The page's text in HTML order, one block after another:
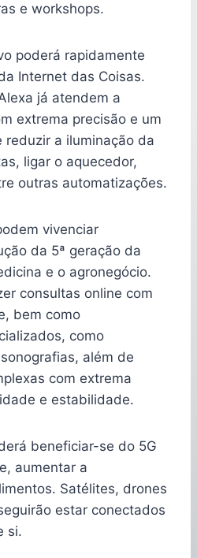
e workshops.
poderá rapidamente
Internet das Coisas.
já atendem a
extrema precisão e um
reduzir a iluminação da
ligar o aquecedor,
outras automatizações.
vivenciar
da 5ª geração da
e o agronegócio.
consultas online com
bem como
como
além de
com extrema
e estabilidade.
beneficiar-se do 5G
aumentar a
Satélites, drones
estar conectados
si.